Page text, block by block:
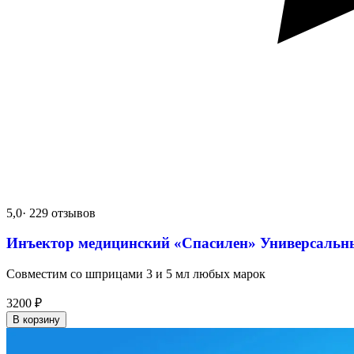
5,0· 229 отзывов
Инъектор медицинский «Спасилен»
Совместим со шприцами 3 и 5 мл любых марок
3200 ₽
В корзину